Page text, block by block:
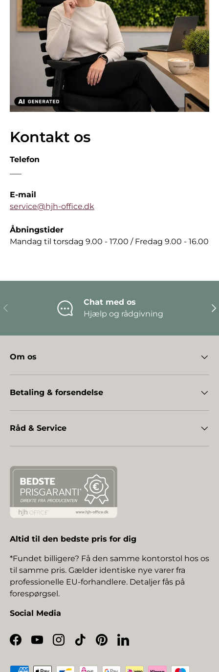
Kontakt os
Telefon
E-mail
service@hjh-office.dk
Åbningstider
Mandag til torsdag 9.00 - 17.00 / Fredag 9.00 - 16.00
Forrige
Chat med os
Hjælp og rådgivning
Om os
Betaling & forsendelse
Råd & Service
Altid til den bedste pris for dig
*Fundet billigere? Få den samme kontorstol hos os
til samme pris. Gælder identiske nye varer fra
professionelle EU-forhandlere. Detaljer fås på
forespørgsel.
Social Media
Facebook
YouTubeInstagram
TikTokPinterestLinkedIn